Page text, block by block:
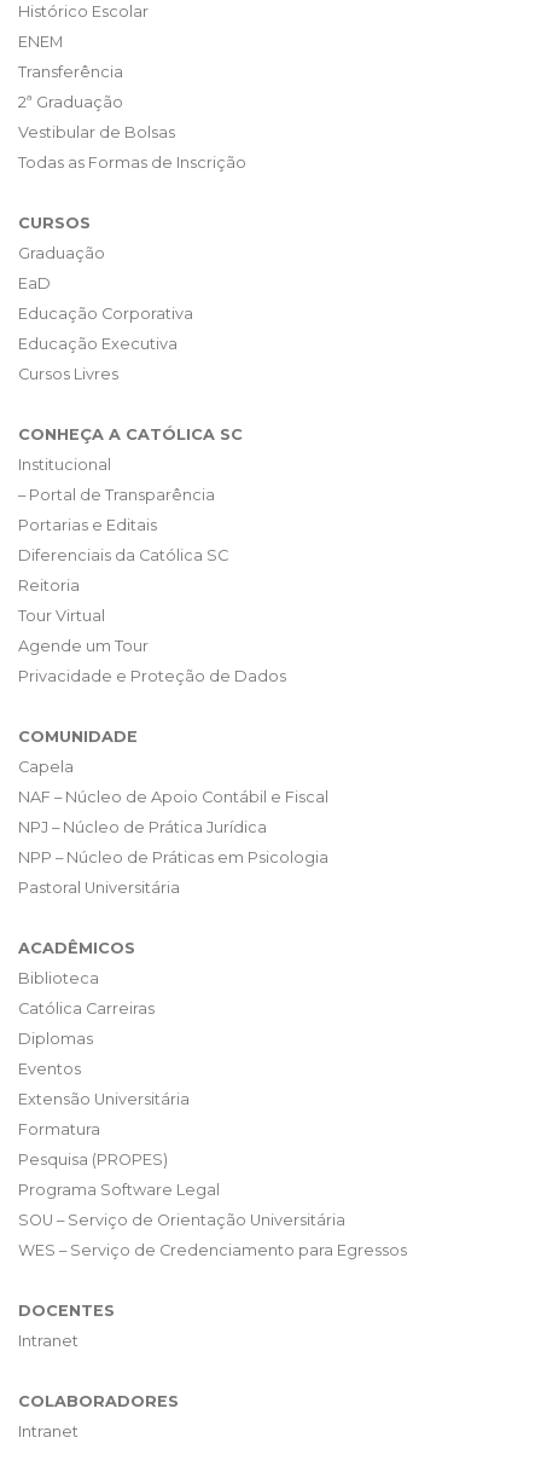
Histórico Escolar
ENEM
Transferência
2ª Graduação
Vestibular de Bolsas
Todas as Formas de Inscrição
CURSOS
Graduação
EaD
Educação Corporativa
Educação Executiva
Cursos Livres
CONHEÇA A CATÓLICA SC
Institucional
– Portal de Transparência
Portarias e Editais
Diferenciais da Católica SC
Reitoria
Tour Virtual
Agende um Tour
Privacidade e Proteção de Dados
COMUNIDADE
Capela
NAF – Núcleo de Apoio Contábil e Fiscal
NPJ – Núcleo de Prática Jurídica
NPP – Núcleo de Práticas em Psicologia
Pastoral Universitária
ACADÊMICOS
Biblioteca
Católica Carreiras
Diplomas
Eventos
Extensão Universitária
Formatura
Pesquisa (PROPES)
Programa Software Legal
SOU – Serviço de Orientação Universitária
WES – Serviço de Credenciamento para Egressos
DOCENTES
Intranet
COLABORADORES
Intranet